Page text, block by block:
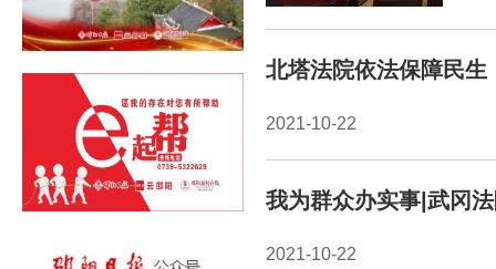
北塔法院依法保障民生
2021-10-22
我为群众办实事|武冈
2021-10-22